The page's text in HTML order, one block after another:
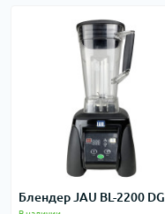
Блендер JAU BL-2200 DG